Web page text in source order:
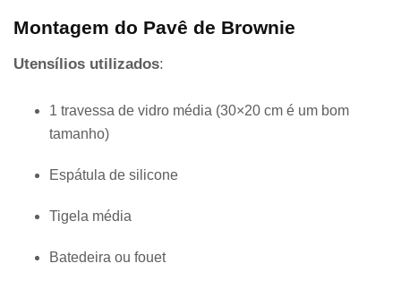
Montagem do Pavê de Brownie
Utensílios utilizados:
1 travessa de vidro média (30×20 cm é um bom
tamanho)
Espátula de silicone
Tigela média
Batedeira ou fouet